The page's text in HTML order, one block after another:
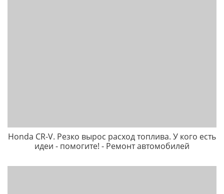
Honda CR-V. Резко вырос расход топлива. У кого есть
идеи - помогите! - Ремонт автомобилей